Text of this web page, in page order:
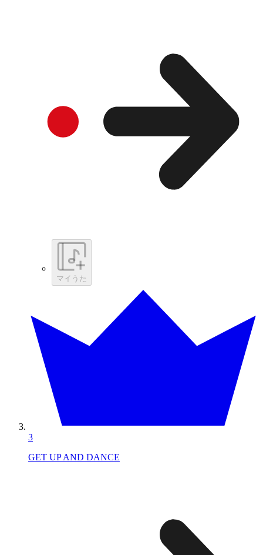
マイうた
3
GET UP AND DANCE